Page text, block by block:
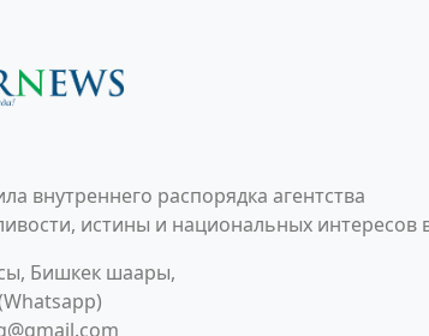
внутреннего распорядка агентства
истины и национальных интересов
Бишкек шаары,